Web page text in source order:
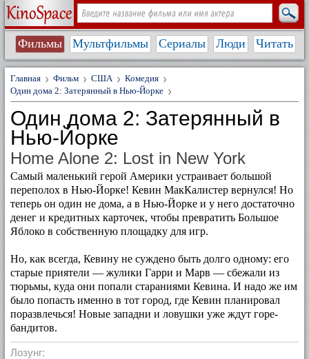
Фильмы Мультфильмы Сериалы Люди Читать
Главная Фильм США
Комедия
Один дома 2: Затерянный в Нью-Йорке
Один дома 2: Затерянный в
Нью-Йорке
Home Alone 2: Lost in New York
Самый маленький герой Америки устраивает большой
переполох в Нью-Йорке! Кевин МакКалистер вернулся! Но
теперь он один не дома, а в Нью-Йорке и у него достаточно
денег и кредитных карточек, чтобы превратить Большое
Яблоко в собственную площадку для игр.
Но, как всегда, Кевину не суждено быть долго одному: его
старые приятели ― жулики Гарри и Марв ― сбежали из
тюрьмы, куда они попали стараниями Кевина. И надо же им
было попасть именно в тот город, где Кевин планировал
поразвлечься! Новые западни и ловушки уже ждут горе-
бандитов.
Лозунг: